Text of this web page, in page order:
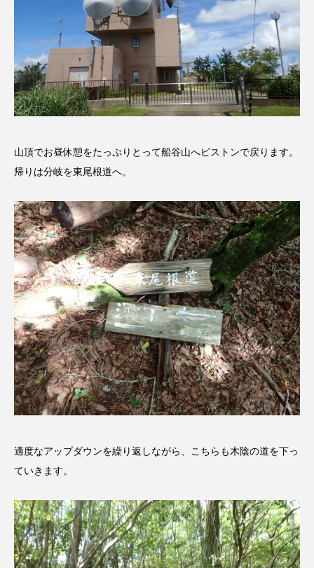
コルベスどの コンサート コーラス
サニーサイドブックス サリー
サンキュー、チャック ザジフィルムズ
シム・ヒョンソ
ジェシー・バックリー ジオジオのかんむり
ジャネル・ツァイ ジューン・スキップ
ジョディ・フォスター ジョージア スイス
スイス映画 スウェーデン
スカーレット・ヨハンソン
スケルトン！のりもの編
センチメンタル・バリュー
ソミーラ・リア・フッディン タイ映画
山頂でお昼休憩をたっぷりとって船谷山へピストンで戻ります。
帰りは分岐を東尾根道へ。
適度なアップダウンを繰り返しながら、こちらも木陰の道を下っ
ていきます。